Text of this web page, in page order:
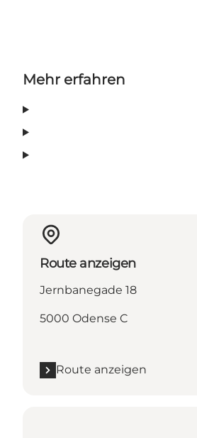
Mehr erfahren
Route anzeigen
Jernbanegade 18
5000 Odense C
Route anzeigen